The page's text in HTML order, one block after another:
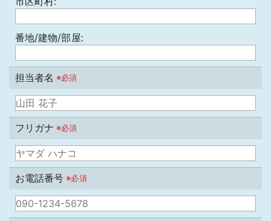
番地/建物/部屋:
担当者名 ※必須
フリガナ ※必須
お電話番号 ※必須